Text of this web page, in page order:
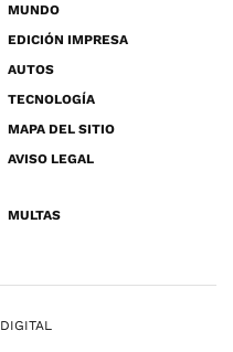
MUNDO
EDICIÓN IMPRESA
AUTOS
TECNOLOGÍA
MAPA DEL SITIO
AVISO LEGAL
MULTAS
DIGITAL